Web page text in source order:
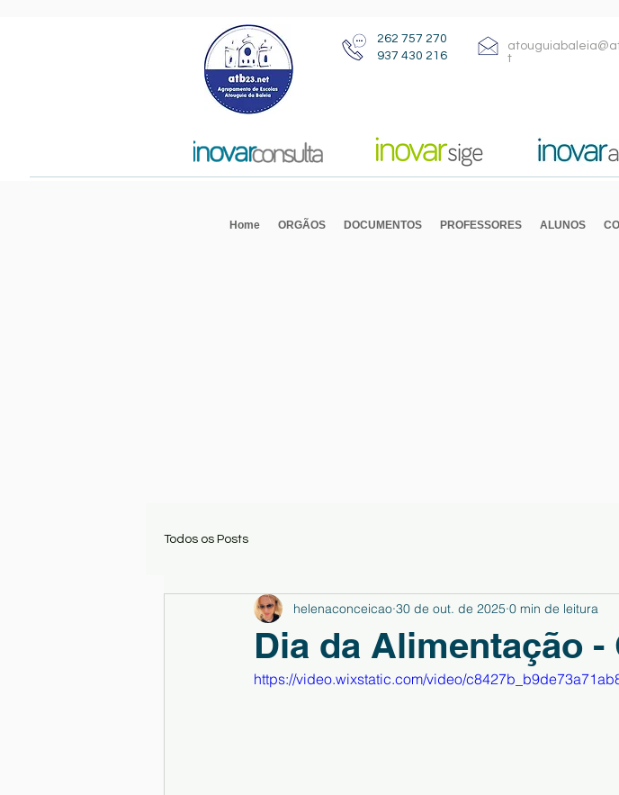
262 757 270
937 430 216
t
Home ORGÃOS DOCUMENTOS PROFESSORES ALUNOS
Todos os Posts
Dia da Alimentação -
helenaconceicao 30 de out. de 2025 0 min de leitura
https://video.wixstatic.com/video/